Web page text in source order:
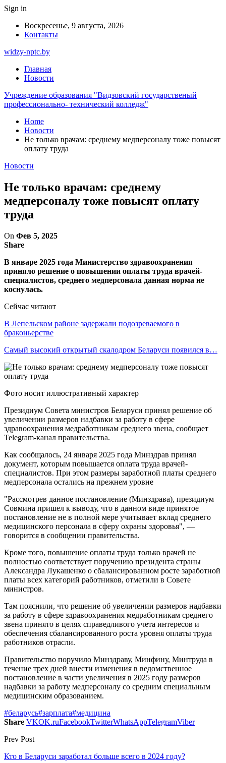
Sign in
Воскресенье, 9 августа, 2026
Контакты
widzy-nptc.by
Главная
Новости
Учреждение образования "Видзовский государственый
профессионально- технический колледж"
Home
Новости
Не только врачам: среднему медперсоналу тоже повысят
оплату труда
Новости
Не только врачам: среднему
медперсоналу тоже повысят оплату
труда
On Фев 5, 2025
Share
В январе 2025 года Министерство здравоохранения
приняло решение о повышении оплаты труда врачей-
специалистов, среднего медперсонала данная норма не
коснулась.
Сейчас читают
В Лепельском районе задержали подозреваемого в
браконьерстве
Самый высокий открытый скалодром Беларуси появился в…
Фото носит иллюстративный характер
Президиум Совета министров Беларуси принял решение об
увеличении размеров надбавки за работу в сфере
здравоохранения медработникам среднего звена, сообщает
Telegram-канал правительства.
Как сообщалось, 24 января 2025 года Минздрав принял
документ, которым повышается оплата труда врачей-
специалистов. При этом размеры заработной платы среднего
медперсонала остались на прежнем уровне
"Рассмотрев данное постановление (Минздрава), президиум
Совмина пришел к выводу, что в данном виде принятое
постановление не в полной мере учитывает вклад среднего
медицинского персонала в сферу охраны здоровья", —
говорится в сообщении правительства.
Кроме того, повышение оплаты труда только врачей не
полностью соответствует поручению президента страны
Александра Лукашенко о сбалансированном росте заработной
платы всех категорий работников, отметили в Совете
министров.
Там пояснили, что решение об увеличении размеров надбавки
за работу в сфере здравоохранения медработникам среднего
звена принято в целях справедливого учета интересов и
обеспечения сбалансированного роста уровня оплаты труда
работников отрасли.
Правительство поручило Минздраву, Минфину, Минтруда в
течение трех дней внести изменения в ведомственное
постановление в части увеличения в 2025 году размеров
надбавки за работу медперсоналу со средним специальным
медицинским образованием.
#беларусь#зарплата#медицина
Share VKOK.ruFacebookTwitterWhatsAppTelegramViber
Prev Post
Кто в Беларуси заработал больше всего в 2024 году?